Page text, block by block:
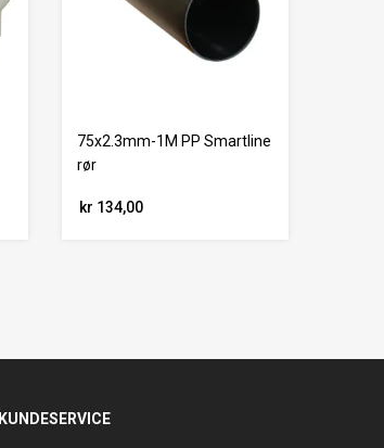
75x2.3mm-1M PP Smartline
rør
kr 134,00
KUNDESERVICE